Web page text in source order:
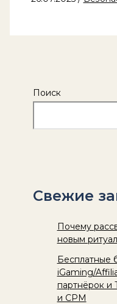
Поиск
Свежие
Почему
новым
Бесплатные
iGaming/
партнёрок и
и CPM